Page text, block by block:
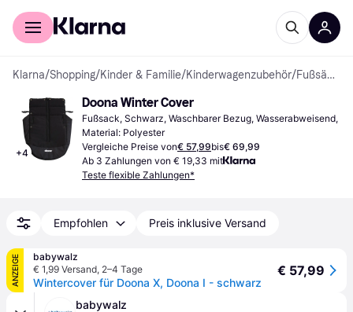
Für Shopper
Klarna/Shopping/Kinder & Familie/Kinderwagenzubehör/ Fußsäcke
+4
Doona Winter Cover
Fußsack, Schwarz, Waschbarer Bezug, Wasserabweisend,
Material: Polyester
Vergleiche Preise von€ 57,99bis€ 69,99
Ab 3 Zahlungen von € 19,33 mit
Teste flexible Zahlungen*
Empfohlen Preis inklusive Versand
ANZEIGE
babywalz
€ 1,99 Versand, 2–4 Tage
Wintercover für Doona X, Doona I - schwarz
€ 57,99
babywalz